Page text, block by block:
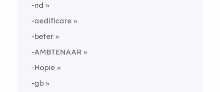
-nd
-aedificare
-beter
-AMBTENAAR
-Hopie
-gb